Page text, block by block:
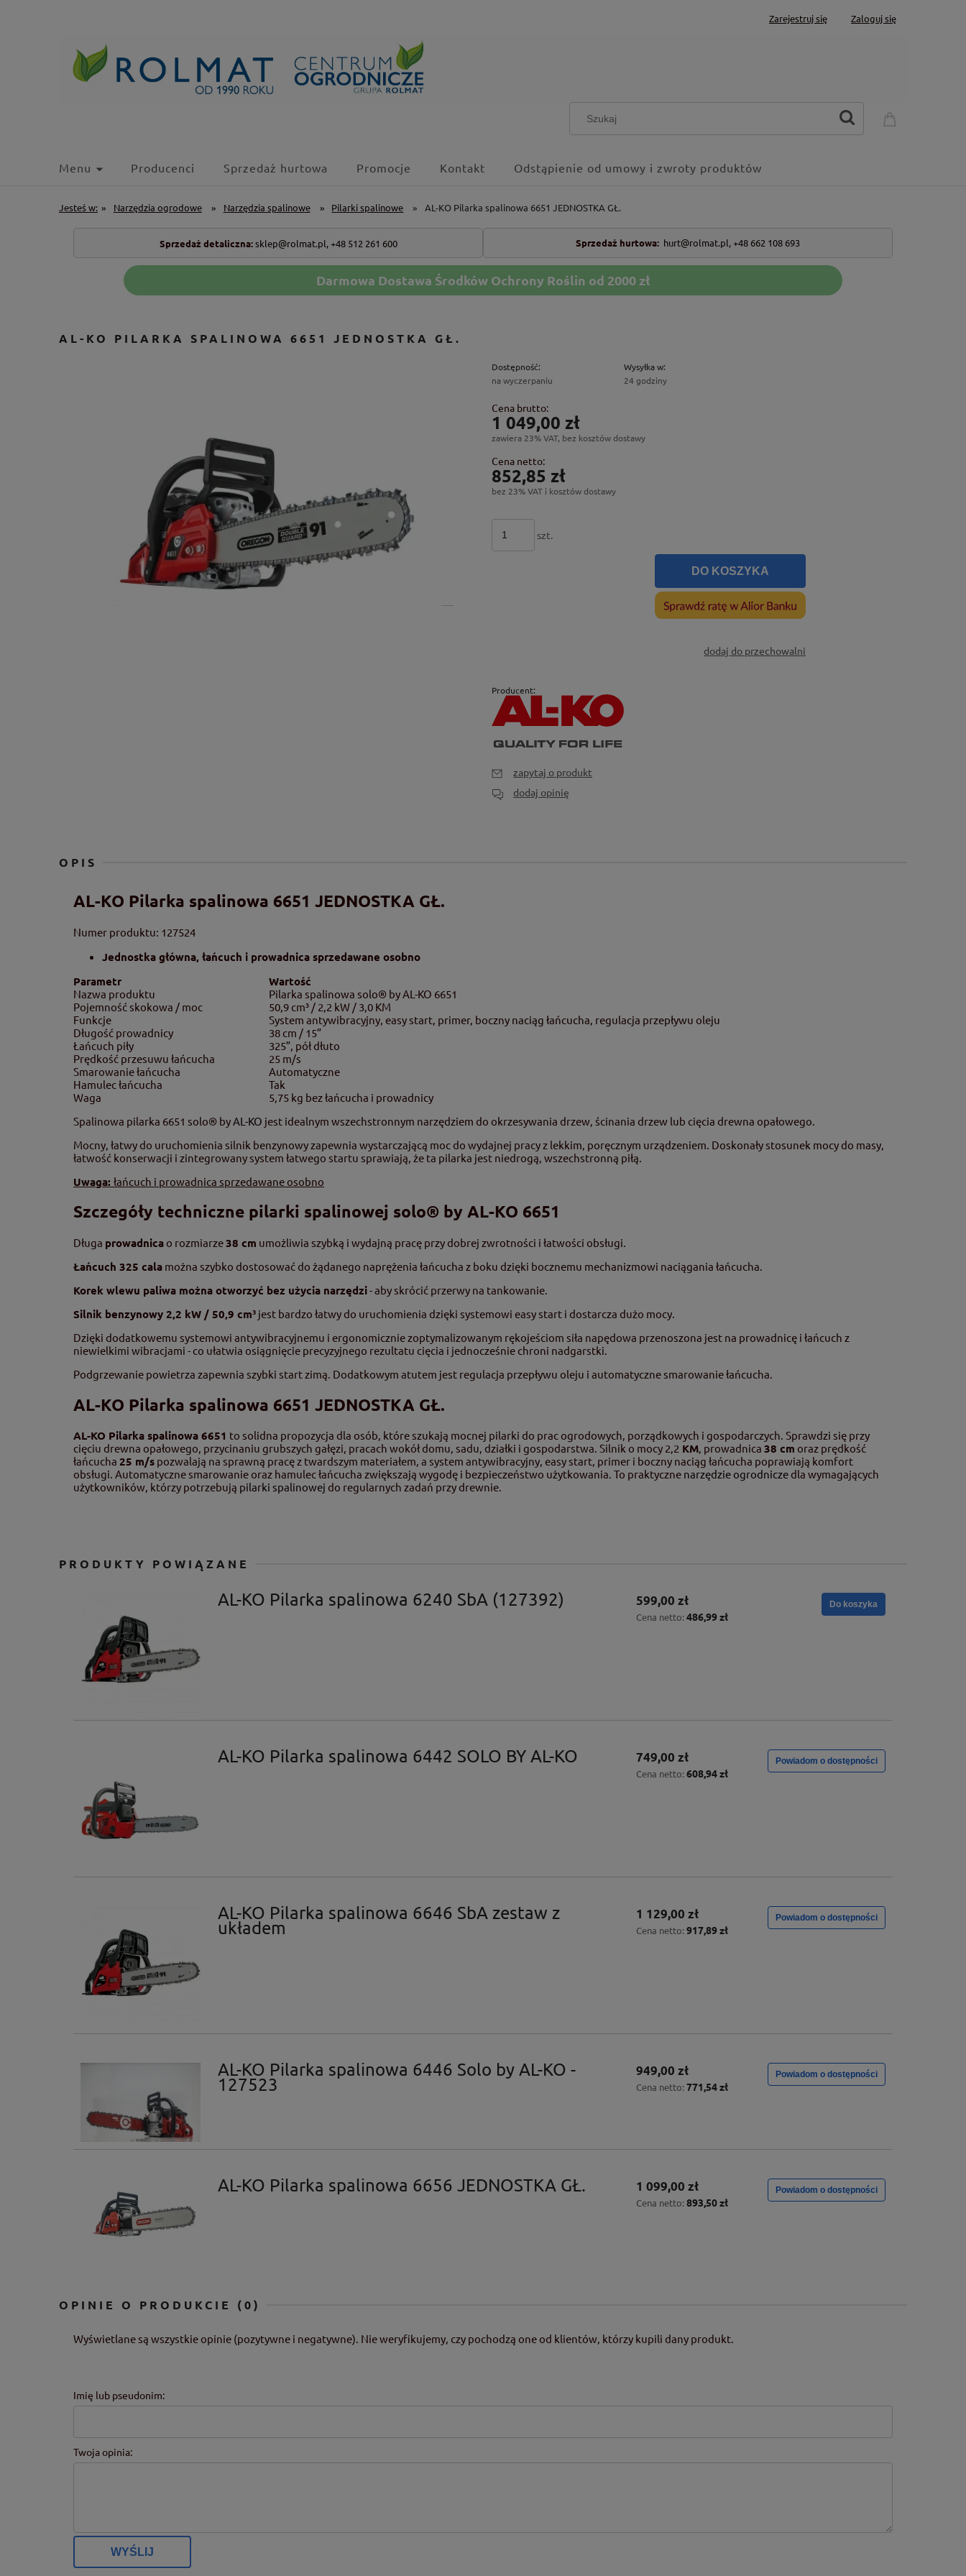
Zarejestruj się Zaloguj się
Menu Producenci Sprzedaż hurtowa Promocje Kontakt Odstąpienie od umowy i zwroty produktów
Jesteś w: » Narzędzia ogrodowe » Narzędzia spalinowe » Pilarki spalinowe » AL-KO Pilarka spalinowa 6651 JEDNOSTKA GŁ.
Sprzedaż detaliczna: sklep@rolmat.pl, +48 512 261 600 Sprzedaż hurtowa: hurt@rolmat.pl,+48 662 108 693
Darmowa Dostawa Środków Ochrony Roślin od 2000 zł
AL-KO PILARKA SPALINOWA 6651 JEDNOSTKA GŁ.
Dostępność:
na wyczerpaniu
Wysyłka w:
24 godziny
Cena brutto:
1 049,00 zł
zawiera 23% VAT, bez kosztów dostawy
Cena netto:
852,85 zł
bez 23% VAT i kosztów dostawy
szt.
DO KOSZYKA
dodaj do przechowalni
Producent:
zapytaj o produkt
dodaj opinię
OPIS
AL-KO Pilarka spalinowa 6651 JEDNOSTKA GŁ.
Numer produktu: 127524
Jednostka główna, łańcuch i prowadnica sprzedawane osobno
Parametr
Wartość
Nazwa produktu
Pilarka spalinowa solo® by AL-KO 6651
Pojemność skokowa / moc
50,9 cm³ / 2,2 kW / 3,0 KM
Funkcje
System antywibracyjny, easy start, primer, boczny naciąg łańcucha, regulacja przepływu oleju
Długość prowadnicy
38 cm / 15”
Łańcuch piły
325”, pół dłuto
Prędkość przesuwu łańcucha
25 m/s
Smarowanie łańcucha
Automatyczne
Hamulec łańcucha
Tak
Waga
5,75 kg bez łańcucha i prowadnicy
Spalinowa pilarka 6651 solo® by AL-KO jest idealnym wszechstronnym narzędziem do okrzesywania drzew, ścinania drzew lub cięcia drewna opałowego.
Mocny, łatwy do uruchomienia silnik benzynowy zapewnia wystarczającą moc do wydajnej pracy z lekkim, poręcznym urządzeniem. Doskonały stosunek mocy do masy,
łatwość konserwacji i zintegrowany system łatwego startu sprawiają, że ta pilarka jest niedrogą, wszechstronną piłą.
Uwaga: łańcuch i prowadnica sprzedawane osobno
Szczegóły techniczne pilarki spalinowej solo® by AL-KO 6651
Długa prowadnicao rozmiarze38 cm umożliwia szybką i wydajną pracę przy dobrej zwrotności i łatwości obsługi.
Łańcuch 325 cala można szybko dostosować do żądanego naprężenia łańcucha z boku dzięki bocznemu mechanizmowi naciągania łańcucha.
Korek wlewu paliwa można otworzyć bez użycia narzędzi- aby skrócić przerwy na tankowanie.
Silnik benzynowy 2,2 kW / 50,9 cm³ jest bardzo łatwy do uruchomienia dzięki systemowi easy start i dostarcza dużo mocy.
Dzięki dodatkowemu systemowi antywibracyjnemu i ergonomicznie zoptymalizowanym rękojeściom siła napędowa przenoszona jest na prowadnicę i łańcuch z
niewielkimi wibracjami - co ułatwia osiągnięcie precyzyjnego rezultatu cięcia i jednocześnie chroni nadgarstki.
Podgrzewanie powietrza zapewnia szybki start zimą. Dodatkowym atutem jest regulacja przepływu oleju i automatyczne smarowanie łańcucha.
AL-KO Pilarka spalinowa 6651 JEDNOSTKA GŁ.
AL-KO Pilarka spalinowa 6651 to solidna propozycja dla osób, które szukają mocnej pilarki do prac ogrodowych, porządkowych i gospodarczych. Sprawdzi się przy
cięciu drewna opałowego, przycinaniu grubszych gałęzi, pracach wokół domu, sadu, działki i gospodarstwa. Silnik o mocy 2,2 KM, prowadnica 38 cm oraz prędkość
łańcucha 25 m/s pozwalają na sprawną pracę z twardszym materiałem, a system antywibracyjny, easy start, primer i boczny naciąg łańcucha poprawiają komfort
obsługi. Automatyczne smarowanie oraz hamulec łańcucha zwiększają wygodę i bezpieczeństwo użytkowania. To praktyczne narzędzie ogrodniczedla wymagających
użytkowników, którzy potrzebują pilarki spalinowej do regularnych zadań przy drewnie.
PRODUKTY POWIĄZANE
AL-KO Pilarka spalinowa 6240 SbA (127392) 599,00 zł
Cena netto: 486,99 zł
Do koszyka
AL-KO Pilarka spalinowa 6442 SOLO BY AL-KO 749,00 zł
Cena netto: 608,94 zł
Powiadom o dostępności
AL-KO Pilarka spalinowa 6646 SbA zestaw z
układem
1 129,00 zł
Cena netto: 917,89 zł
Powiadom o dostępności
AL-KO Pilarka spalinowa 6446 Solo by AL-KO -
127523
949,00 zł
Cena netto: 771,54 zł
Powiadom o dostępności
AL-KO Pilarka spalinowa 6656 JEDNOSTKA GŁ. 1 099,00 zł
Cena netto: 893,50 zł
Powiadom o dostępności
OPINIE O PRODUKCIE (0)
Wyświetlane są wszystkie opinie (pozytywne i negatywne). Nie weryfikujemy, czy pochodzą one od klientów, którzy kupili dany produkt.
Imię lub pseudonim:
Twoja opinia:
WYŚLIJ